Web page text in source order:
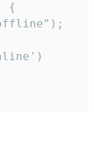
{